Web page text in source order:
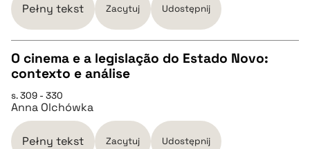
BIBTEX
pobierz cytat
Pełny tekst Zacytuj Udostępnij
pobierz cytat
O cinema e a legislação do Estado Novo:
contexto e análise
s. 309 - 330
Anna Olchówka
Pełny tekst Zacytuj Udostępnij